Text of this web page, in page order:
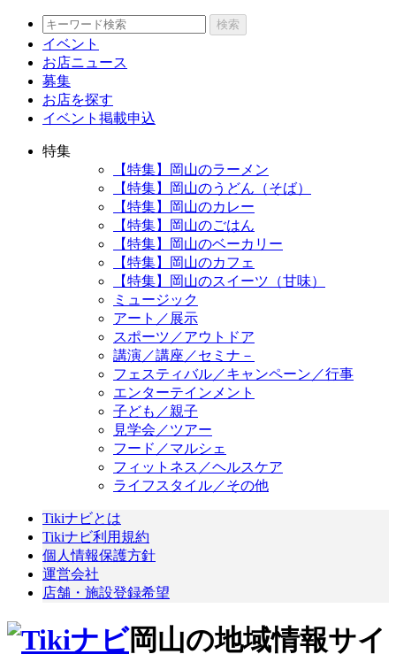
検索
イベント
お店ニュース
募集
お店を探す
イベント掲載申込
特集
【特集】岡山のラーメン
【特集】岡山のうどん（そば）
【特集】岡山のカレー
【特集】岡山のごはん
【特集】岡山のベーカリー
【特集】岡山のカフェ
【特集】岡山のスイーツ（甘味）
ミュージック
アート／展示
スポーツ／アウトドア
講演／講座／セミナ－
フェスティバル／キャンペーン／行事
エンターテインメント
子ども／親子
見学会／ツアー
フード／マルシェ
フィットネス／ヘルスケア
ライフスタイル／その他
Tikiナビとは
Tikiナビ利用規約
個人情報保護方針
運営会社
店舗・施設登録希望
岡山の地域情報サイ